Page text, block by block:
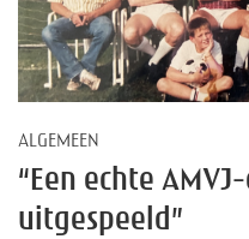
ALGEMEEN
“Een echte
uitgespeeld”